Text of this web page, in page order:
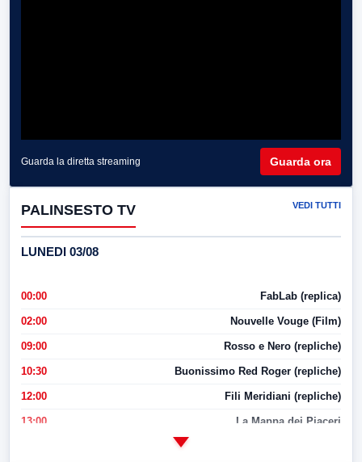
Guarda la diretta streaming Guarda ora
PALINSESTO TV VEDI TUTTI
LUNEDI 03/08
00:00 FabLab (replica)
02:00 Nouvelle Vouge (Film)
09:00 Rosso e Nero (repliche)
10:30 Buonissimo Red Roger (repliche)
12:00 Fili Meridiani (repliche)
13:00 La Mappa dei Piaceri